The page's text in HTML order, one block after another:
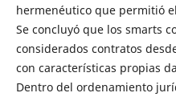
hermenéutico que permitió
Se concluyó que los smarts
considerados contratos
con características propias
Dentro del ordenamiento